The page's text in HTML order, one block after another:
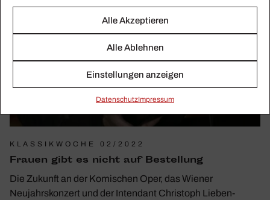
Alle Akzeptieren
Alle Ablehnen
Einstellungen anzeigen
Daten­schutzImpressum
KLASSIKWOCHE 02/2022
Frauen gibt es nicht auf Bestel­lung
Die Zukunft an der Komischen Oper, das Wiener
Neujahrskonzert und der Intendant Christoph Lieben-